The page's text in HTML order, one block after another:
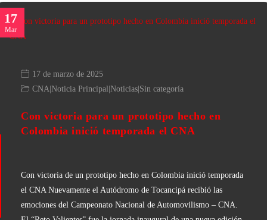
17
Mar
17 de marzo de 2025
CNA|Noticia Principal|Noticias|Sin categoría
Con victoria para un prototipo hecho en
Colombia inició temporada el CNA
Con victoria de un prototipo hecho en Colombia inició temporada
el CNA Nuevamente el Autódromo de Tocancipá recibió las
emociones del Campeonato Nacional de Automovilismo – CNA.